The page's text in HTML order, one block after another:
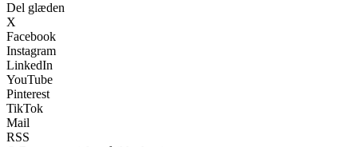
Del glæden
X
Facebook
Instagram
LinkedIn
YouTube
Pinterest
TikTok
Mail
RSS